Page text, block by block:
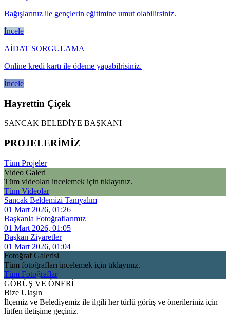
Bağışlarınız ile gençlerin eğitimine umut olabilirsiniz.
İncele
AİDAT SORGULAMA
Online kredi kartı ile ödeme yapabilrisiniz.
İncele
Hayrettin Çiçek
SANCAK BELEDİYE BAŞKANI
PROJELERİMİZ
Tüm Projeler
Video Galeri
Tüm videoları incelemek için tıklayınız.
Tüm Videolar
Sancak Beldemizi Tanıyalım
01 Mart 2026, 01:26
Başkanla Fotoğraflarımız
01 Mart 2026, 01:05
Başkan Ziyaretler
01 Mart 2026, 01:04
Fotoğraf Galerisi
Tüm fotoğrafları incelemek için tıklayınız.
Tüm Fotoğraflar
GÖRÜŞ VE ÖNERİ
Bize Ulaşın
İlçemiz ve Belediyemiz ile ilgili her türlü görüş ve önerileriniz için
lütfen iletişime geçiniz.